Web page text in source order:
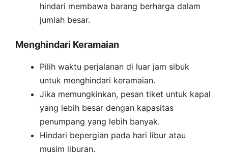
hindari membawa barang berharga dalam
jumlah besar.
Menghindari Keramaian
Pilih waktu perjalanan di luar jam sibuk
untuk menghindari keramaian.
Jika memungkinkan, pesan tiket untuk kapal
yang lebih besar dengan kapasitas
penumpang yang lebih banyak.
Hindari bepergian pada hari libur atau
musim liburan.